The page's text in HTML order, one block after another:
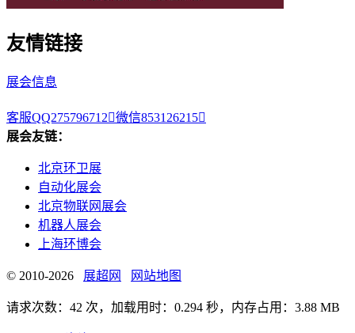
友情链接
展会信息
客服QQ275796712微信853126215
展会友链：
北京环卫展
自动化展会
北京物联网展会
机器人展会
上海环博会
© 2010-2026 展超网 网站地图
请求次数：42 次，加载用时：0.294 秒，内存占用：3.88 MB